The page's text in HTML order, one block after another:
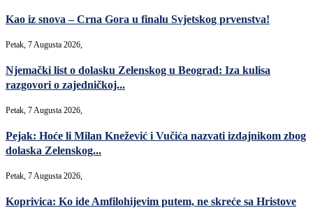
Kao iz snova – Crna Gora u finalu Svjetskog prvenstva!
Petak, 7 Augusta 2026,
Njemački list o dolasku Zelenskog u Beograd: Iza kulisa
razgovori o zajedničkoj...
Petak, 7 Augusta 2026,
Pejak: Hoće li Milan Knežević i Vučića nazvati izdajnikom zbog
dolaska Zelenskog...
Petak, 7 Augusta 2026,
Koprivica: Ko ide Amfilohijevim putem, ne skreće sa Hristove